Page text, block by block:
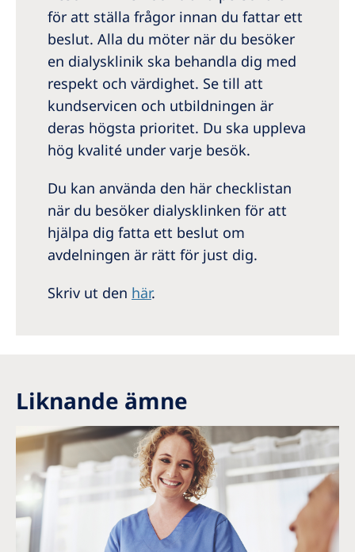
för att ställa frågor innan du fattar ett
beslut. Alla du möter när du besöker
en dialysklinik ska behandla dig med
respekt och värdighet. Se till att
kundservicen och utbildningen är
deras högsta prioritet. Du ska uppleva
hög kvalité under varje besök.
Du kan använda den här checklistan
när du besöker dialysklinken för att
hjälpa dig fatta ett beslut om
avdelningen är rätt för just dig.
Skriv ut den här.
Liknande ämne